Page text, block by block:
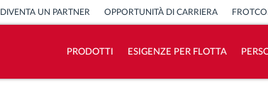
DIVENTA UN PARTNER OPPORTUNITÀ DI CARRIERA
PRODOTTI ESIGENZE PER FLOTTA